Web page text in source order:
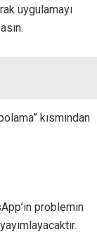
uygulamayı
kısmından
problemin